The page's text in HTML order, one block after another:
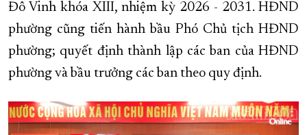
Đô Vinh khóa XIII, nhiệm kỳ 2026 - 2031. HĐND
phường cũng tiến hành bầu Phó Chủ tịch HĐND
phường; quyết định thành lập các ban của HĐND
phường và bầu trưởng các ban theo quy định.